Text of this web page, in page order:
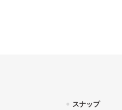
スナップ